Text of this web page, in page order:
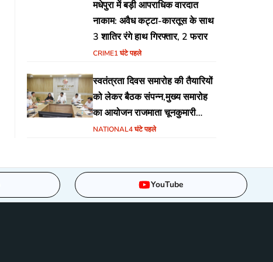
मधेपुरा में बड़ी आपराधिक वारदात
नाकाम: अवैध कट्टा-कारतूस के साथ
3 शातिर रंगे हाथ गिरफ्तार, 2 फरार
CRIME1 घंटे पहले
स्वतंत्रता दिवस समारोह की तैयारियों
को लेकर बैठक संपन्न,मुख्य समारोह
का आयोजन राजमाता चूनकुमारी
स्टेडियम बैढ़न में होगा
NATIONAL4 घंटे पहले
YouTube